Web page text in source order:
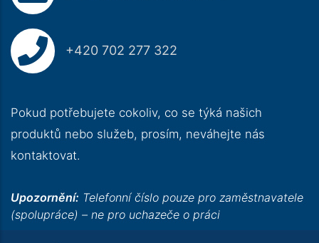
+420 702 277 322
Pokud potřebujete cokoliv, co se týká našich
produktů nebo služeb, prosím, neváhejte nás
kontaktovat.
Upozornění: Telefonní číslo pouze pro zaměstnavatele
(spolupráce) – ne pro uchazeče o práci